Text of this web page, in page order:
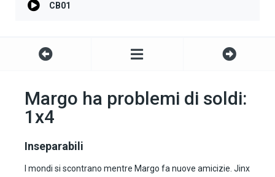
CB01
Margo ha problemi di soldi:
1x4
Inseparabili
I mondi si scontrano mentre Margo fa nuove amicizie. Jinx